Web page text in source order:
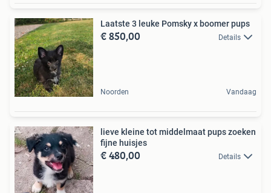
Laatste 3 leuke Pomsky x boomer pups
€ 850,00 Details
Noorden Vandaag
lieve kleine tot middelmaat pups zoeken
fijne huisjes
€ 480,00 Details